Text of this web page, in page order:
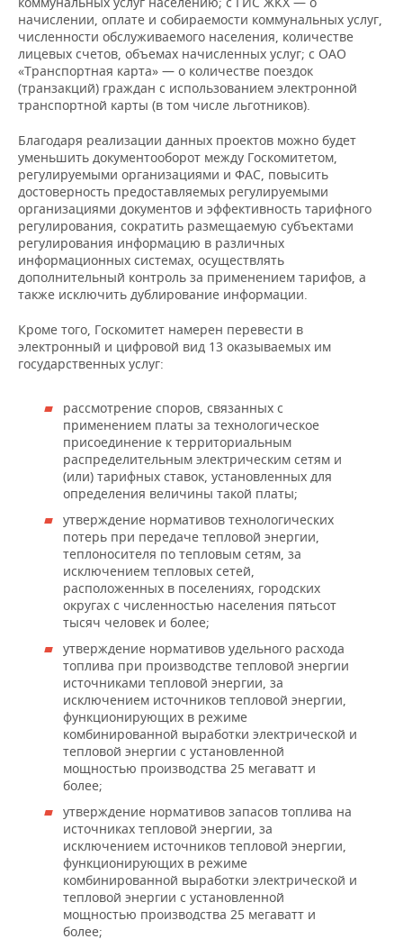
начислении, оплате и собираемости коммунальных услуг,
численности обслуживаемого населения, количестве
лицевых счетов, объемах начисленных услуг; с ОАО
«Транспортная карта» — о количестве поездок
(транзакций) граждан с использованием электронной
транспортной карты (в том числе льготников).
Благодаря реализации данных проектов можно будет
уменьшить документооборот между Госкомитетом,
регулируемыми организациями и ФАС, повысить
достоверность предоставляемых регулируемыми
организациями документов и эффективность тарифного
регулирования, сократить размещаемую субъектами
регулирования информацию в различных
информационных системах, осуществлять
дополнительный контроль за применением тарифов, а
также исключить дублирование информации.
Кроме того, Госкомитет намерен перевести в
электронный и цифровой вид 13 оказываемых им
государственных услуг:
рассмотрение споров, связанных с
применением платы за технологическое
присоединение к территориальным
распределительным электрическим сетям и
(или) тарифных ставок, установленных для
определения величины такой платы;
утверждение нормативов технологических
потерь при передаче тепловой энергии,
теплоносителя по тепловым сетям, за
исключением тепловых сетей,
расположенных в поселениях, городских
округах с численностью населения пятьсот
тысяч человек и более;
утверждение нормативов удельного расхода
топлива при производстве тепловой энергии
источниками тепловой энергии, за
исключением источников тепловой энергии,
функционирующих в режиме
комбинированной выработки электрической и
тепловой энергии с установленной
мощностью производства 25 мегаватт и
более;
утверждение нормативов запасов топлива на
источниках тепловой энергии, за
исключением источников тепловой энергии,
функционирующих в режиме
комбинированной выработки электрической и
тепловой энергии с установленной
мощностью производства 25 мегаватт и
более;